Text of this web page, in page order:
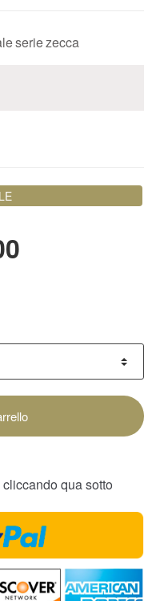
serie zecca
qua sotto